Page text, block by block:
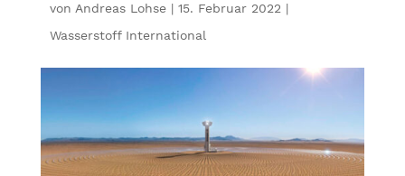
von Andreas Lohse| 15. Februar 2022 |
Wasserstoff International